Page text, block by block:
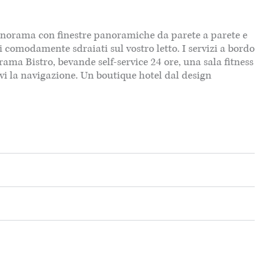
con finestre panoramiche da parete a parete e
sdraiati sul vostro letto. I servizi a bordo
Bistro, bevande self-service 24 ore, una sala fitness
la navigazione. Un boutique hotel dal design